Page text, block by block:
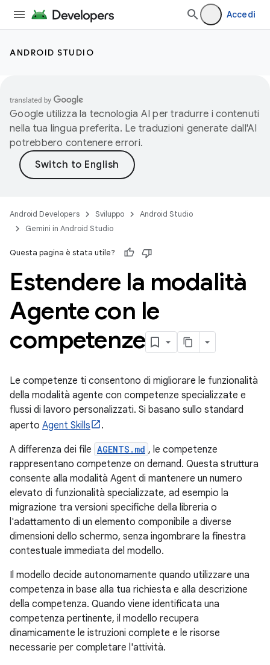
Accedi
ANDROID STUDIO
Google utilizza la tecnologia AI per tradurre i contenuti
nella tua lingua preferita. Le traduzioni generate dall'AI
potrebbero contenere errori.
Android Developers Sviluppo
Android Studio
Gemini in Android Studio
Questa pagina è stata utile?
Estendere la modalità
Agente con le
competenze
Le competenze ti consentono di migliorare le funzionalità
della modalità agente con competenze specializzate e
flussi di lavoro personalizzati. Si basano sullo standard
aperto Agent Skills
.
A differenza dei file AGENTS.md , le competenze
rappresentano competenze on demand. Questa struttura
consente alla modalità Agent di mantenere un numero
elevato di funzionalità specializzate, ad esempio la
migrazione tra versioni specifiche della libreria o
l'adattamento di un elemento componibile a diverse
dimensioni dello schermo, senza ingombrare la finestra
contestuale immediata del modello.
Il modello decide autonomamente quando utilizzare una
competenza in base alla tua richiesta e alla descrizione
della competenza. Quando viene identificata una
competenza pertinente, il modello recupera
dinamicamente le istruzioni complete e le risorse
necessarie per completare l'attività.